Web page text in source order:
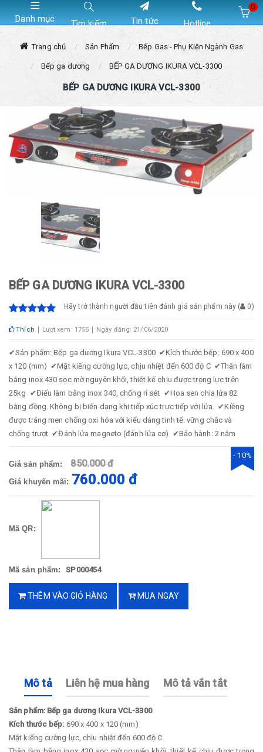
Danh mục Tìm kiếm Tin tức Hotline
0
Trang chủ Sản Phẩm Bếp Gas - Phụ Kiện Ngành Gas
Bếp ga dương BẾP GA DƯƠNG IKURA VCL-3300
BẾP GA DƯƠNG IKURA VCL-3300
BẾP GA DƯƠNG IKURA VCL-3300
Hãy trở thành người đầu tiên đánh giá sản phẩm này ( 0)
Thích Lượt xem: 1755 Ngày đăng: 21/06/2020
✔Sản phẩm: Bếp ga dương Ikura VCL-3300 ✔Kích thước bếp: 690 x 400
x 120 (mm) ✔Mặt kiếng cường lực, chịu nhiệt đến 600 độ C ✔Thân làm
bằng inox 430 sọc mờ nguyên khối, thiết kế chịu được trọng lực trên
25kg ✔Điếu làm bằng inox 340, chống rỉ sét ✔Hoa sen chia lửa 82
bằng đồng. Không bị biến dạng khi tiếp xúc trực tiếp với lửa. ✔Kiềng
được tráng men chống oxi hóa với kiểu dáng tinh tế. vững chắc và
chống trượt ✔Đánh lửa magneto (đánh lửa cơ) ✔Bảo hành: 2 năm
Giá sản phẩm: 850.000 đ
Giá khuyến mãi: 760.000 đ
- 10%
Mã QR:
Mã sản phẩm: SP000454
THÊM VÀO GIỎ HÀNG MUA NGAY
Mô tả Liên hệ mua hàng Mô tả vắn tắt
Sản phẩm: Bếp ga dương Ikura VCL-3300
Kích thước bếp: 690 x 400 x 120 (mm)
Mặt kiếng cường lực, chịu nhiệt đến 600 độ C